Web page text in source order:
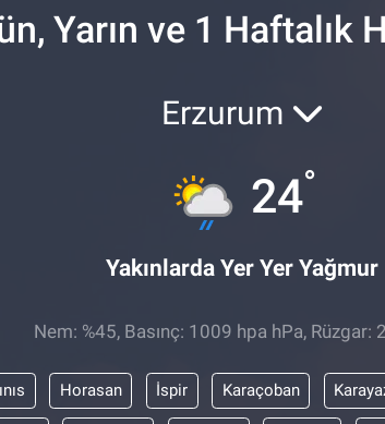
BİST100
13.779
-14
Yarın ve 1 Haftalık
Erzurum
24°
Yakınlarda Yer Yer Yağmur
Nem: %45, Basınç: 1009 hpa hPa, Rüzgar:
Horasan İspir Karaçoban